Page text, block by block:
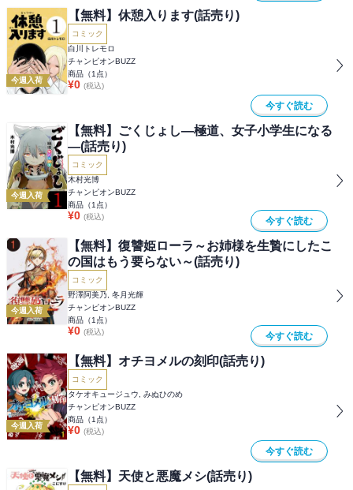
今週入荷
【無料】休憩入ります(話売り)
コミック
白川トレモロ
チャンピオンBUZZ
商品（1 点）
¥0 (税込)
今すぐ読む
今週入荷
【無料】ごくじょし―極道、女子小学生になる
―(話売り)
コミック
木村光博
チャンピオンBUZZ
商品（1 点）
¥0 (税込) 今すぐ読む
今週入荷
【無料】復讐姫ローラ～お姉様を生贄にしたこ
の国はもう要らない～(話売り)
コミック
野澤阿美乃, 冬月光輝
チャンピオンBUZZ
商品（1 点）
¥0 (税込) 今すぐ読む
今週入荷
【無料】オチヨメルの刻印(話売り)
コミック
タケオキュージュウ, みぬひのめ
チャンピオンBUZZ
商品（1 点）
¥0 (税込)
今すぐ読む
【無料】天使と悪魔メシ(話売り)